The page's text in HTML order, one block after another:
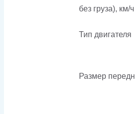
без груза), км/ч
Тип двигателя
Размер